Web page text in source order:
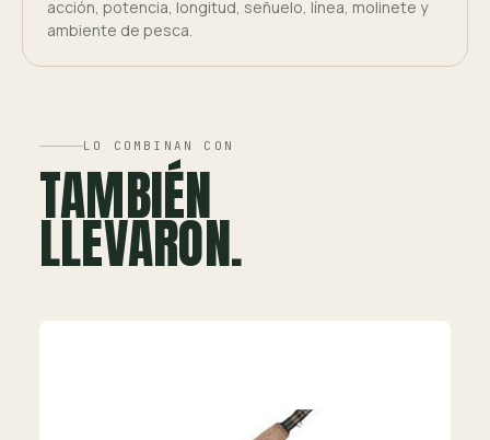
acción, potencia, longitud, señuelo, línea, molinete y
ambiente de pesca.
LO COMBINAN CON
TAMBIÉN
LLEVARON.